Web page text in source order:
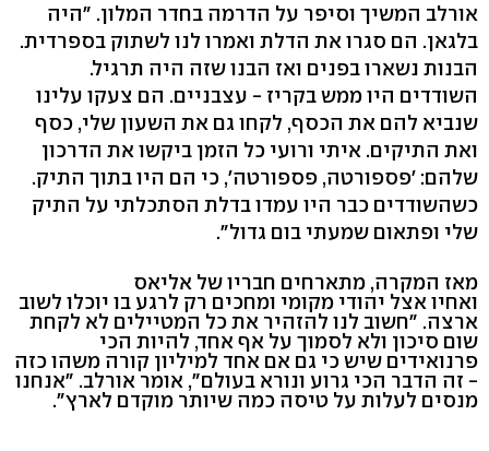
אורלב המשיך וסיפר על הדרמה בחדר המלון. "היה
בלגאן. הם סגרו את הדלת ואמרו לנו לשתוק בספרדית.
הבנות נשארו בפנים ואז הבנו שזה היה תרגיל.
השודדים היו ממש בקריז - עצבניים. הם צעקו עלינו
שנביא להם את הכסף, לקחו גם את השעון שלי, כסף
ואת התיקים. איתי ורועי כל הזמן ביקשו את הדרכון
שלהם: 'פספורטה, פספורטה', כי הם היו בתוך התיק.
כשהשודדים כבר היו עמדו בדלת הסתכלתי על התיק
שלי ופתאום שמעתי בום גדול".
מאז המקרה, מתארחים חבריו של אליאס
ואחיו אצל יהודי מקומי ומחכים רק לרגע בו יוכלו לשוב
ארצה. "חשוב לנו להזהיר את כל המטיילים לא לקחת
שום סיכון ולא לסמוך על אף אחד, להיות הכי
פרנואידים שיש כי גם אם אחד למיליון קורה משהו כזה
- זה הדבר הכי גרוע ונורא בעולם", אומר אורלב. "אנחנו
מנסים לעלות על טיסה כמה שיותר מוקדם לארץ".